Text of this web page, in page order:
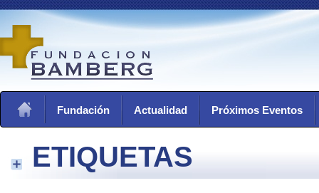
Fundación Actualidad Próximos Eventos
ETIQUETAS